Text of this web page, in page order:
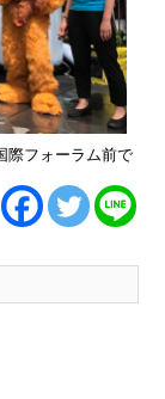
際フォーラム前で